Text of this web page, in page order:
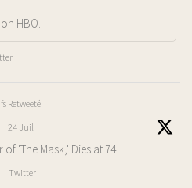
HBO.
Retweeté
24 Juil
'The Mask,' Dies at 74
Twitter